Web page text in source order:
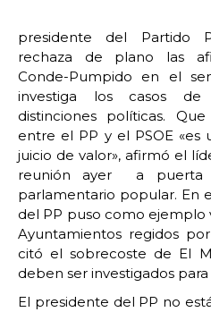
presidente del Partido
rechaza de plano las
Conde-Pumpido en el
investiga los casos
distinciones políticas.
entre el PP y el PSOE
juicio de valor», afirmó el
reunión ayer a puerta
parlamentario popular. En
del PP puso como ejemplo
Ayuntamientos regidos
citó el sobrecoste de El
deben ser investigados
El presidente del PP no